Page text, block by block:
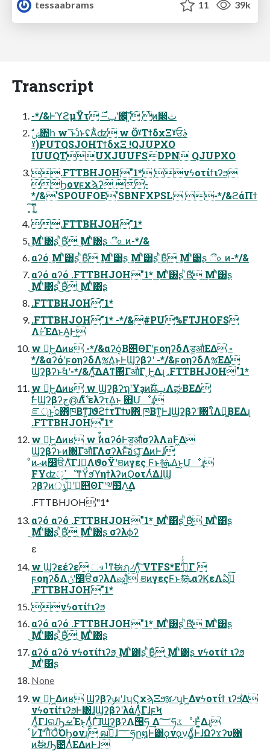
tessaabrams
11 39k
Transcript
-*/&ͰϓϩμΫτ ݕ౼࣌ʹ஌ͬͯͯ΄͍͠ ͭͷ෢ث
ˠ)PUTQSJOHΤϯδχΞ !QJUPXO
IUUQTUXJUUFSDPN QJUPXO
.FTTBHJOH"1* νϟοτίϯιʔϧ
Ϧονϝχϡʔ -
*/&'SPOUFOE'SBNFXPSL -*/&ϩάΠϯ
͓͠ͳ͕͖
.FTTBHJOH"1*
͜Μʹͪ͸ʂ ͪ͜Βͦ͜ ͜Μʹͪ͸ʂ ී௨ͷ-*/&
αʔό ͜Μʹͪ͸ʂ ͪ͜Βͦ͜ ͜Μʹͪ͸ʂ ͜Μʹͪ͸ʂ ͪ͜Βͦ͜ ͜Μʹͪ͸ʂ ී௨ͷ-*/&
αʔό αʔό .FTTBHJOH"1* ͜Μʹͪ͸ʂ ͪ͜Βͦ͜ ͜Μʹͪ͸ʂ
͜Μʹͪ͸ʂ ͪ͜Βͦ͜ ͜Μʹͪ͸ʂ
.FTTBHJOH"1*
.FTTBHJOH"1* -*/&#PU%FTJHOFS
Λ৮ͬͯΈΔͱΑ͍Ͱ͢
w Կ͕Ͱ͖Δͷʁ -*/&αʔό͔Β୅ΘΓʹϝοηʔδΛड͚औΕΔ -
*/&αʔόʹϝοηʔδΛૹΔ͜ͱͰϢʔβʔʹ -*/&ϝοηʔδΛૹΕΔ
Ϣʔβʔͱࣗવʹ-*/&Λ͍ͯ͠ΔΑ͏ͳ΍ΓऔΓ ͕Ͱ͖Δɻ .FTTBHJOH"1*
w Կ͕Ͱ͖Δͷʁ w ϢʔβʔຖʹҰҙͷࣝผࢠΛಘΒΕΔ
ࣗࣾͰϢʔβʔج൫Λ࣋ͨͣʹελʔτ͢Δ͜ͱ ΋Մೳɻ
ೝূͱ͍͏֓೦΋ཁΒͳ͍͠ɺϑϩϯτΤϯυ΋ ཁΒͳ͍ͰɺϢʔβʔʹ৘ใΛಧ͚ΒΕΔɻ
.FTTBHJOH"1*
w Կ͕Ͱ͖Δͷʁ w ࣗࣾͷαʔόͰड͚औͬͨσʔλΛอ࣋Ͱ͖Δ
Ϣʔβʔͱͷ΍ΓऔΓΛσʔλͱͯ͠อଘ͓͚ͯ͠ ΔͷͰɺ
ͦͷޙͷ෼ੳΛͨ͠ΓɺԿ͔ΛϑοΫʹଞͷγες Ϝͱ࿈ܞ͢Δ͜ͱ͕Մೳɻ
FYʣߴੑೳͳϔϧϓηϯλʔͷϘοτΛͭ͘ΔɺϢ
ʔβʔͷൃݴʹج͍ͮͯ୅ΘΓʹ༧໿Λ͢Δ
.FTTBHJOH"1*
αʔό αʔό .FTTBHJOH"1* ͜Μʹͪ͸ʂ ͪ͜Βͦ͜ ͜Μʹͪ͸ʂ
͜Μʹͪ͸ʂ ͪ͜Βͦ͜ ͜Μʹͪ͸ʂ σʔλϕʔ
ε
w Ϣʔεέʔε ෳࡶͳࣗಈฦ৴Λ͍ͨ͠ VTFS*Eʹج͍ͮͯͨΓ 
ϝοηʔδΛݩʹ෼ੳσʔλΛஷΊ͍ͨ ଞͷγεςϜͱ࿈ܞͨ͠αʔϏεΛఏڙ͍ͨ͠
.FTTBHJOH"1*
νϟοτίϯιʔϧ
αʔό αʔό .FTTBHJOH"1* ͜Μʹͪ͸ʂ ͪ͜Βͦ͜ ͜Μʹͪ͸ʂ
͜Μʹͪ͸ʂ ͪ͜Βͦ͜ ͜Μʹͪ͸ʂ
αʔό αʔό νϟοτίϯιʔϧ ͜Μʹͪ͸ʂ ͪ͜Βͦ͜ ͜Μʹͪ͸ʂ νϟοτίϯ ιʔϧ
͜Μʹͪ͸ʂ
None
w Կ͕Ͱ͖Δͷʁ ϢʔβʔݸผʹɺʮϚχϡΞϧૹ৴ʯ͕Ͱ͖Δνϟοτίϯ ιʔϧ͕͋Δ
νϟοτίϯιʔϧͰ͸ɺϢʔβʔʹλάΛ͚ͭͨΓɺϝϞ
Λ͚ͭͨΓɺରԠࡁΈͱ͔Λ͚ͭͨΓͯ͠ɺϢʔβʔΛ੔ཧ ͢Δ؅ཧػೳ·Ͱ͍͍ͭͯΔɻ
߇͑ΊʹݴͬͯΊͪΌͪ͘ΌϦονɻ ฒߦͯ͠ɺ؅ཧը໘Ͱ͸ϙνϙν͢Δ͚ͩͰɺΩʔϫʔυ΁
ͷࣗಈԠ౴Λͭ͘ΕΔͷͰɺ